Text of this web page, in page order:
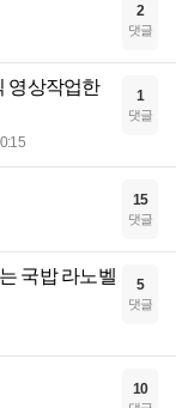
2
댓글
영상작업한
1
댓글
15
댓글
국밥 라노벨
5
댓글
10